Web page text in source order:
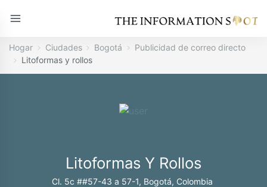
Hogar Ciudades Bogotá
Publicidad de correo directo
Litoformas y rollos
Litoformas Y Rollos
Cl. 5c ##57-43 a 57-1, Bogotá, Colombia